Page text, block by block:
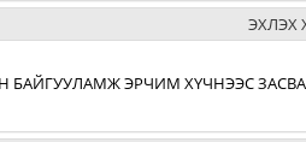
ЭХЛЭХ
БАЙГУУЛАМЖ ЭРЧИМ ХҮЧНЭЭС